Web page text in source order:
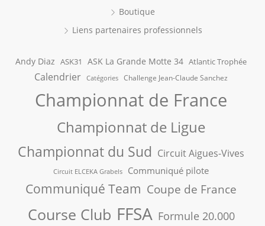
Boutique
Liens partenaires professionnels
Andy Diaz ASK31 ASK La Grande Motte 34 Atlantic Trophée
Calendrier Catégories Challenge Jean-Claude Sanchez
Championnat de France
Championnat de Ligue
Championnat du Sud Circuit Aigues-Vives
Circuit ELCEKA Grabels Communiqué pilote
Communiqué Team Coupe de France
Course Club FFSA Formule 20.000